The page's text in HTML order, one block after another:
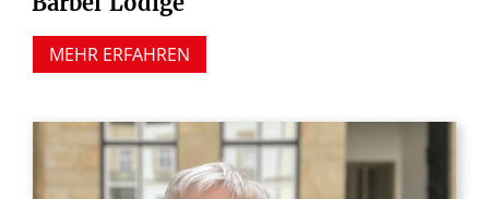
MEHR ERFAHREN